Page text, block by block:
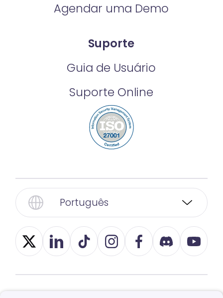
Agendar uma Demo
Suporte
Guia de Usuário
Suporte Online
Português